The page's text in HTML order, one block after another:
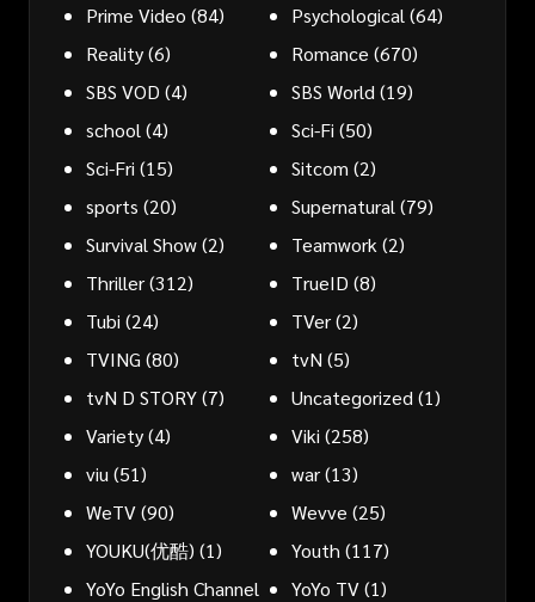
Prime Video (84) Psychological (64)
Reality(6) Romance (670)
SBS VOD (4) SBS World (19)
school (4) Sci-Fi (50)
Sci-Fri (15) Sitcom (2)
sports (20) Supernatural (79)
Survival Show(2) Teamwork (2)
Thriller(312) TrueID (8)
Tubi (24) TVer(2)
TVING (80) tvN (5)
tvN D STORY(7) Uncategorized (1)
Variety(4) Viki (258)
viu (51) war(13)
WeTV(90) Wevve (25)
YOUKU(优酷) (1) Youth (117)
YoYo English Channel
YoYo TV(1)